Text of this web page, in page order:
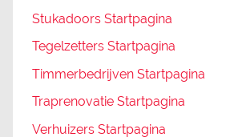
Stukadoors Startpagina
Tegelzetters Startpagina
Timmerbedrijven Startpagina
Traprenovatie Startpagina
Verhuizers Startpagina